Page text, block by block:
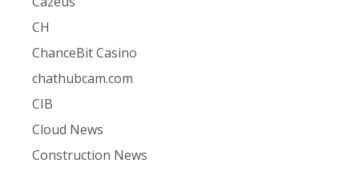
CH
ChanceBit Casino
chathubcam.com
CIB
Cloud News
Construction News